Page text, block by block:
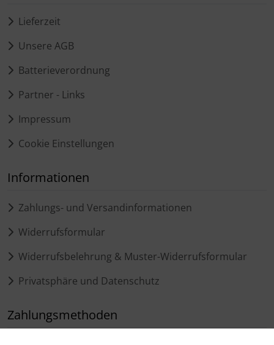
Lieferzeit
Unsere AGB
Batterieverordnung
Partner - Links
Impressum
Cookie Einstellungen
Informationen
Zahlungs- und Versandinformationen
Widerrufsformular
Widerrufsbelehrung & Muster-Widerrufsformular
Privatsphäre und Datenschutz
Zahlungsmethoden